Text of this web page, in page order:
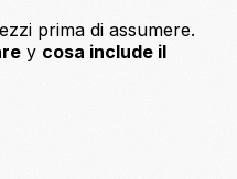
prima di assumere.
y cosa include il